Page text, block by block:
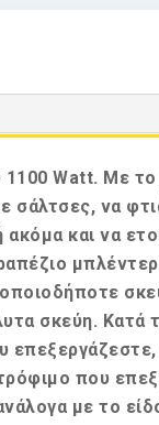
1100 Watt. Με
να
και να
σκεύη. Κατά
που
με το